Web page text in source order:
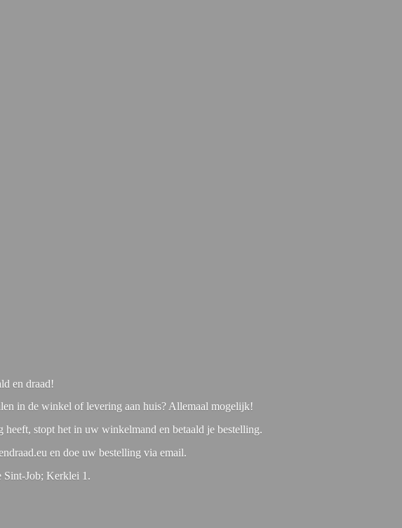
en draad!
in de winkel of levering aan huis? Allemaal mogelijk!
stopt het in uw winkelmand en betaald je bestelling.
en doe uw bestelling via email.
Sint-Job; Kerklei 1.